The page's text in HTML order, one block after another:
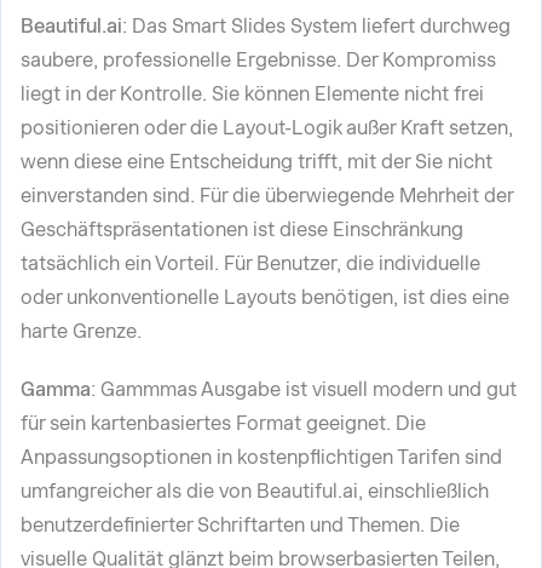
Beautiful.ai: Das Smart Slides System liefert durchweg
saubere, professionelle Ergebnisse. Der Kompromiss
liegt in der Kontrolle. Sie können Elemente nicht frei
positionieren oder die Layout-Logik außer Kraft setzen,
wenn diese eine Entscheidung trifft, mit der Sie nicht
einverstanden sind. Für die überwiegende Mehrheit der
Geschäftspräsentationen ist diese Einschränkung
tatsächlich ein Vorteil. Für Benutzer, die individuelle
oder unkonventionelle Layouts benötigen, ist dies eine
harte Grenze.
Gamma: Gammmas Ausgabe ist visuell modern und gut
für sein kartenbasiertes Format geeignet. Die
Anpassungsoptionen in kostenpflichtigen Tarifen sind
umfangreicher als die von Beautiful.ai, einschließlich
benutzerdefinierter Schriftarten und Themen. Die
visuelle Qualität glänzt beim browserbasierten Teilen,